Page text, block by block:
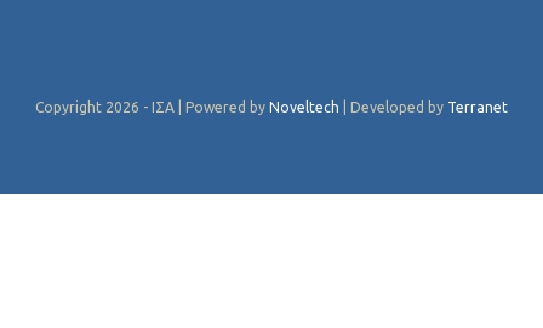
Copyright 2026 - ΙΣΑ | Powered by Noveltech | Developed by Terranet